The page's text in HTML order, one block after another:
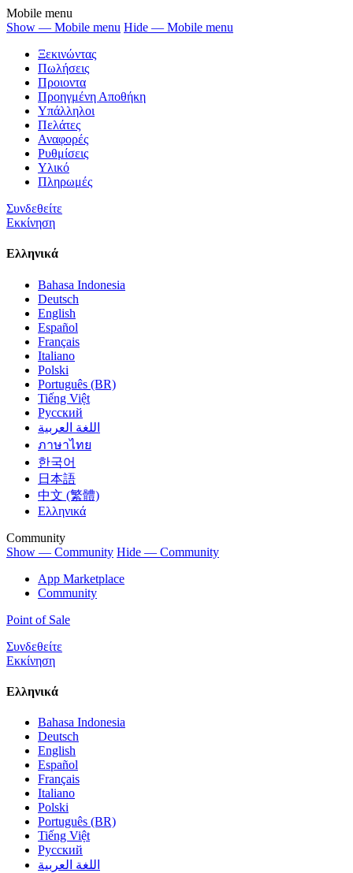
Mobile menu
Show — Mobile menu Hide — Mobile menu
Ξεκινώντας
Πωλήσεις
Προιοντα
Προηγμένη Αποθήκη
Υπάλληλοι
Πελάτες
Αναφορές
Ρυθμίσεις
Υλικό
Πληρωμές
Συνδεθείτε
Εκκίνηση
Ελληνικά
Bahasa Indonesia
Deutsch
English
Español
Français
Italiano
Polski
Português (BR)
Tiếng Việt
Русский
اللغة العربية
ภาษาไทย
한국어
日本語
中文 (繁體)
Ελληνικά
Community
Show — Community Hide — Community
App Marketplace
Community
Point of Sale
Συνδεθείτε
Εκκίνηση
Ελληνικά
Bahasa Indonesia
Deutsch
English
Español
Français
Italiano
Polski
Português (BR)
Tiếng Việt
Русский
اللغة العربية